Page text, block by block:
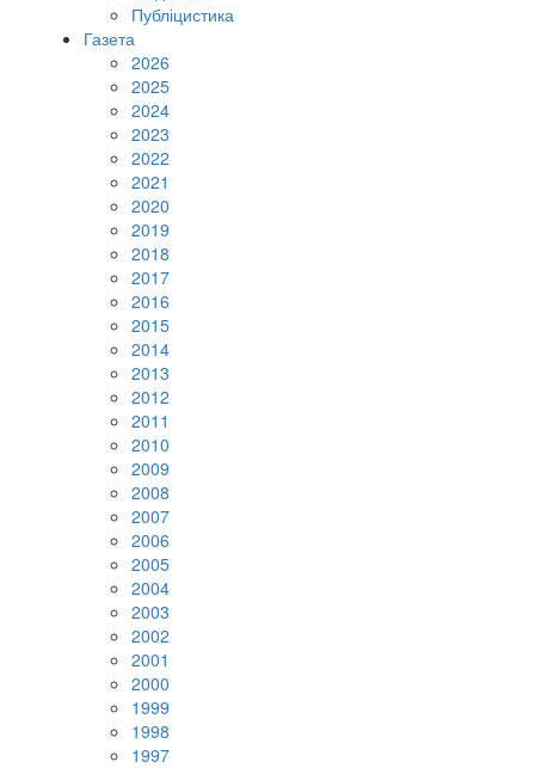
Публіцистика
Газета
2026
2025
2024
2023
2022
2021
2020
2019
2018
2017
2016
2015
2014
2013
2012
2011
2010
2009
2008
2007
2006
2005
2004
2003
2002
2001
2000
1999
1998
1997